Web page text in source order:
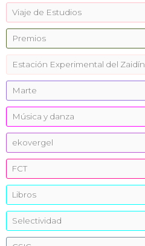
Viaje de Estudios
Premios
Estación Experimental del Zaidín
Marte
Música y danza
ekovergel
FCT
Libros
Selectividad